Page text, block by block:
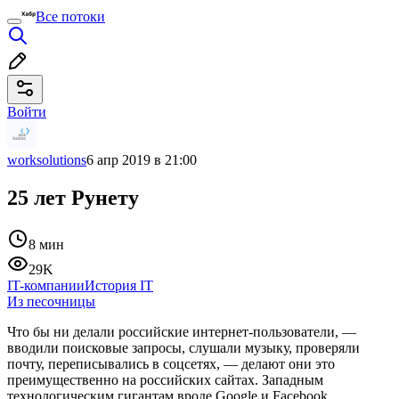
Все потоки
Войти
worksolutions6 апр 2019 в 21:00
25 лет Рунету
8 мин
29K
IT-компанииИстория IT
Из песочницы
Что бы ни делали российские интернет-пользователи, —
вводили поисковые запросы, слушали музыку, проверяли
почту, переписывались в соцсетях, — делают они это
преимущественно на российских сайтах. Западным
технологическим гигантам вроде Google и Facebook